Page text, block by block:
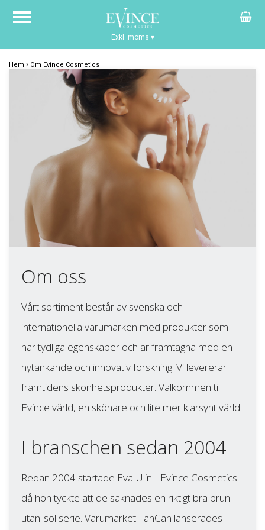
Hem Om Evince Cosmetics
Om oss
Vårt sortiment består av svenska och
internationella varumärken med produkter som
har tydliga egenskaper och är framtagna med en
nytänkande och innovativ forskning. Vi levererar
framtidens skönhetsprodukter. Välkommen till
Evince värld, en skönare och lite mer klarsynt värld.
I branschen sedan 2004
Redan 2004 startade Eva Ulin - Evince Cosmetics
då hon tyckte att de saknades en riktigt bra brun-
utan-sol serie. Varumärket TanCan lanserades
Exkl. moms ▾